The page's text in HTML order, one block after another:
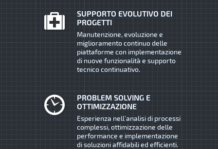
SUPPORTO EVOLUTIVO DEI
PROGETTI
Manutenzione, evoluzione e
miglioramento continuo delle
piattaforme con implementazione
di nuove funzionalità e supporto
tecnico continuativo.
PROBLEM SOLVING E
OTTIMIZZAZIONE
Esperienza nell’analisi di processi
complessi, ottimizzazione delle
performance e implementazione
di soluzioni affidabili ed efficienti.